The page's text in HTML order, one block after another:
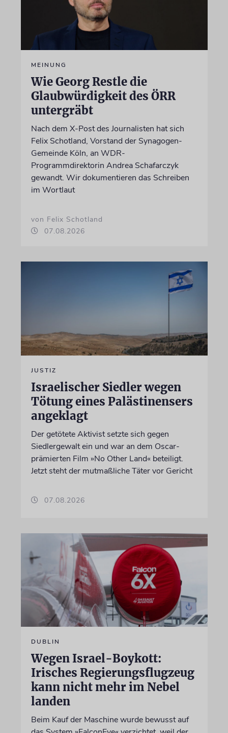
MEINUNG
Wie Georg Restle die
Glaubwürdigkeit des ÖRR
untergräbt
Nach dem X-Post des Journalisten hat sich
Felix Schotland, Vorstand der Synagogen-
Gemeinde Köln, an WDR-
Programmdirektorin Andrea Schafarczyk
gewandt. Wir dokumentieren das Schreiben
im Wortlaut
von Felix Schotland
07.08.2026
JUSTIZ
Israelischer Siedler wegen
Tötung eines Palästinensers
angeklagt
Der getötete Aktivist setzte sich gegen
Siedlergewalt ein und war an dem Oscar-
prämierten Film »No Other Land« beteiligt.
Jetzt steht der mutmaßliche Täter vor Gericht
07.08.2026
DUBLIN
Wegen Israel-Boykott:
Irisches Regierungsflugzeug
kann nicht mehr im Nebel
landen
Beim Kauf der Maschine wurde bewusst auf